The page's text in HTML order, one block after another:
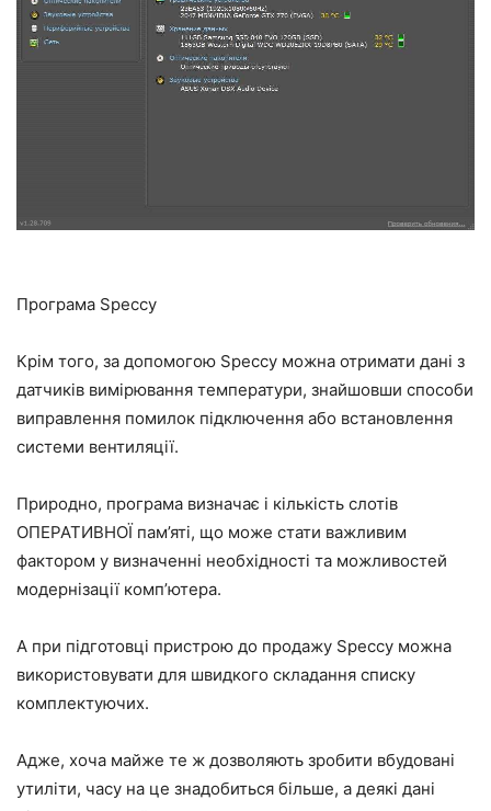
Програма Speccy
Крім того, за допомогою Speccy можна отримати дані з
датчиків вимірювання температури, знайшовши способи
виправлення помилок підключення або встановлення
системи вентиляції.
Природно, програма визначає і кількість слотів
ОПЕРАТИВНОЇ пам’яті, що може стати важливим
фактором у визначенні необхідності та можливостей
модернізації комп’ютера.
А при підготовці пристрою до продажу Speccy можна
використовувати для швидкого складання списку
комплектуючих.
Адже, хоча майже те ж дозволяють зробити вбудовані
утиліти, часу на це знадобиться більше, а деякі дані